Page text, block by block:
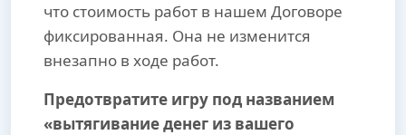
что стоимость работ в нашем Договоре
фиксированная. Она не изменится
внезапно в ходе работ.
Предотвратите игру под названием
«вытягивание денег из вашего